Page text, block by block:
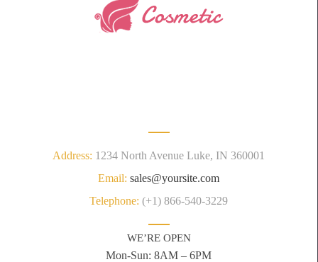
Address: 1234 North Avenue Luke, IN 360001
Email: sales@yoursite.com
Telephone: (+1) 866-540-3229
WE’RE OPEN
Mon-Sun: 8AM – 6PM